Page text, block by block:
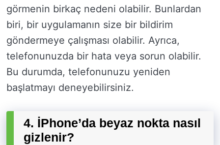
görmenin birkaç nedeni olabilir. Bunlardan
biri, bir uygulamanın size bir bildirim
göndermeye çalışması olabilir. Ayrıca,
telefonunuzda bir hata veya sorun olabilir.
Bu durumda, telefonunuzu yeniden
başlatmayı deneyebilirsiniz.
4. İPhone’da beyaz nokta nasıl
gizlenir?